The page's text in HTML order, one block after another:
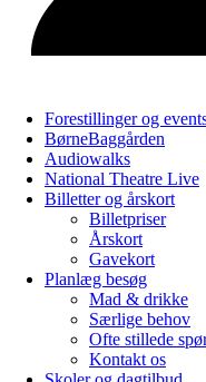
Forestillinger og
BørneBaggården
Audiowalks
National Theatre Live
Billetter og årskort
Billetpriser
Årskort
Gavekort
Planlæg besøg
Mad & drikke
Særlige behov
Ofte stillede
Kontakt os